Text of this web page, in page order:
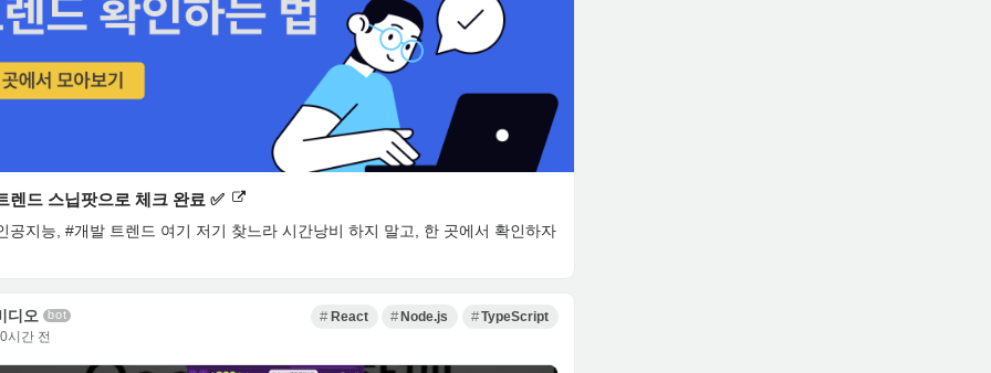
렌드 스닙팟으로 체크 완료 ✅
공지능, #개발 트렌드 여기 저기 찾느라 시간낭비 하지 말고, 한 곳에서 확인하자
디오 bot
시간 전
React Node.js TypeScript